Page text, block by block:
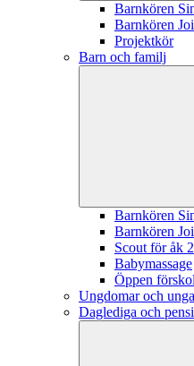
Barnkören
Barnkören
Projektkör
Barn och familj
Barnkören
Barnkören
Scout för åk
Babymassage
Öppen
Ungdomar och
Daglediga och